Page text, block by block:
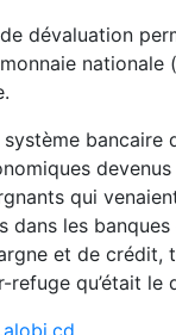
dévaluation
nationale
bancaire
qui
dans les
et de crédit,
refuge qu’était le